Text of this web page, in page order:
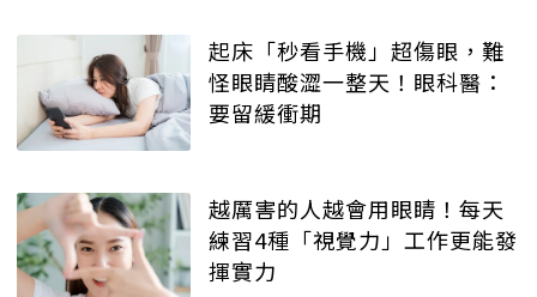
起床「秒看手機」超傷眼，難
怪眼睛酸澀一整天！眼科醫：
要留緩衝期
越厲害的人越會用眼睛！每天
練習4種「視覺力」工作更能發
揮實力